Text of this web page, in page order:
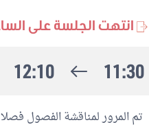
انتهت الجلسة على الساعة:
11:30
12:10
تم المرور لمناقشة الفصول